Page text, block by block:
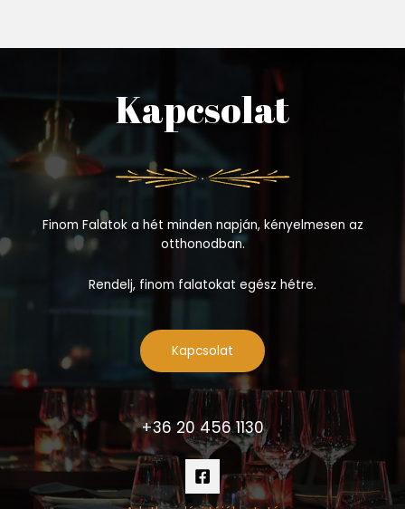
Kapcsolat
Finom Falatok a hét minden napján, kényelmesen az
otthonodban.
Rendelj, finom falatokat egész hétre.
Kapcsolat
+36 20 456 1130